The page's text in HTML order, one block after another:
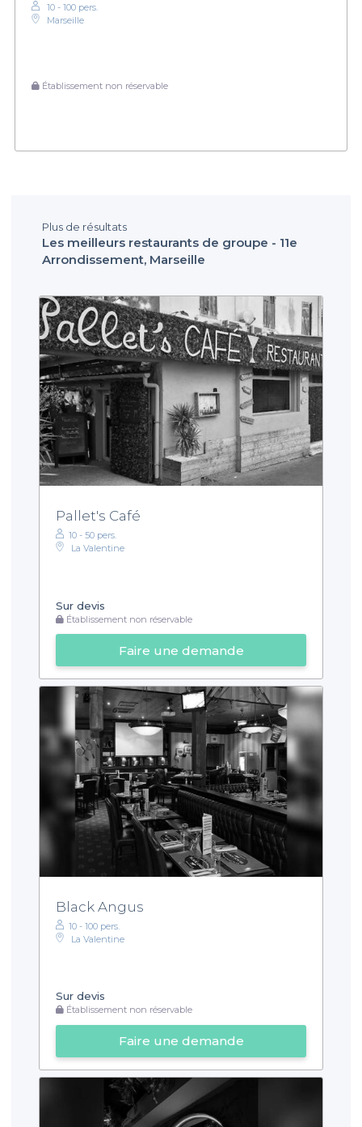
10 - 100 pers.
Marseille
Établissement non réservable
Plus de résultats
Les meilleurs restaurants de groupe - 11e
Arrondissement, Marseille
Pallet's Café
10 - 50 pers.
La Valentine
Sur devis
Établissement non réservable
Faire une demande
Black Angus
10 - 100 pers.
La Valentine
Sur devis
Établissement non réservable
Faire une demande